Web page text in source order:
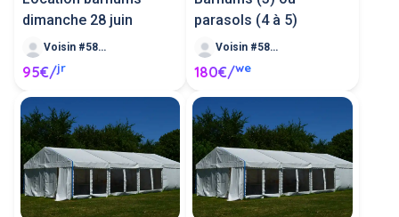
dimanche 28 juin
Voisin #586101
95€/jr
parasols (4 à 5)
Voisin #585882
180€/we